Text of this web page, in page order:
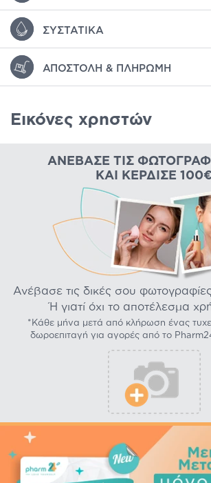
ΣΥΣΤΑΤΙΚΆ
ΑΠΟΣΤΟΛΉ & ΠΛΗΡΩΜΉ
Εικόνες χρηστών
ΑΝΈΒΑΣΕ ΤΙΣ
ΚΑΙ ΚΈΡΔΙΣΕ 100€
Ανέβασε τις δικές σου
Ή γιατί όχι το αποτέλεσμα
*Κάθε μήνα μετά από κλήρωση ένας
δωροεπιταγή για αγορές από το